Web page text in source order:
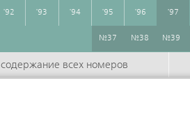
'92 '93 '94 '95 '96 '97
№37 №38 №39
содержание всех номеров